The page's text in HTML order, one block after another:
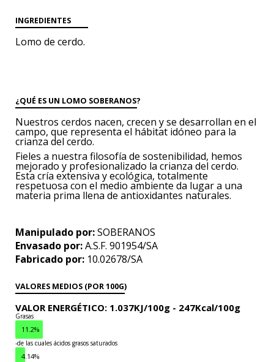
INGREDIENTES
Lomo de cerdo.
¿QUÉ ES UN LOMO SOBERANOS?
Nuestros cerdos nacen, crecen y se desarrollan en el
campo, que representa el hábitat idóneo para la
crianza del cerdo.
Fieles a nuestra filosofía de sostenibilidad, hemos
mejorado y profesionalizado la crianza del cerdo.
Esta cría extensiva y ecológica, totalmente
respetuosa con el medio ambiente da lugara una
materia prima llena de antioxidantes naturales.
Manipulado por:SOBERANOS
Envasado por:A.S.F. 901954/SA
Fabricado por: 10.02678/SA
VALORES MEDIOS (POR 100G)
VALOR ENERGÉTICO: 1.037KJ/100g - 247Kcal/100g
Grasas
11.2%
-de las cuales ácidos grasos saturados
4.14%